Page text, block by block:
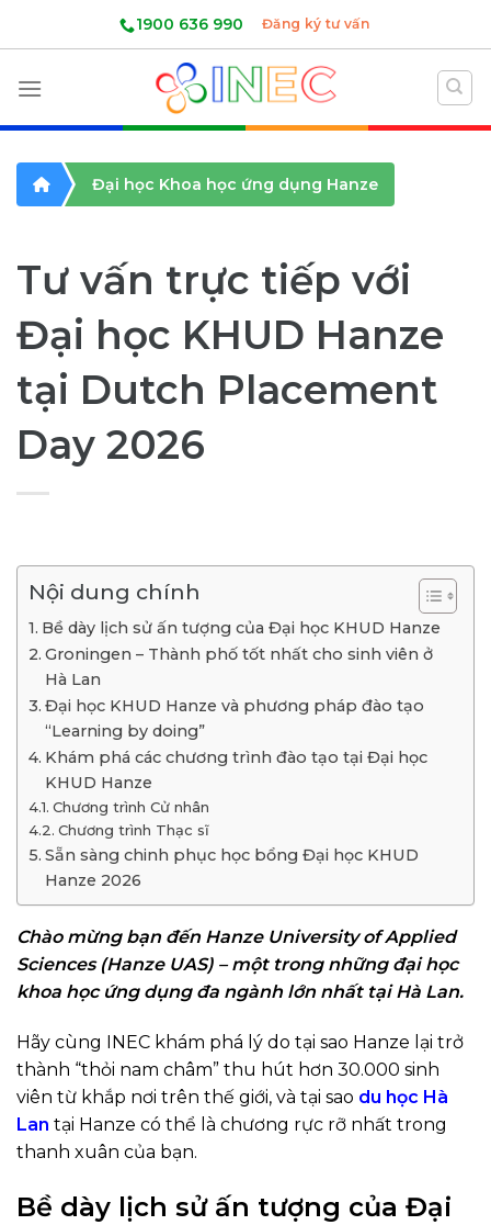
1900 636 990 Đăng ký tư vấn
Đại học Khoa học ứng dụng Hanze
Tư vấn trực tiếp với
Đại học KHUD Hanze
tại Dutch Placement
Day 2026
Nội dung chính
Bề dày lịch sử ấn tượng của Đại học KHUD Hanze
Groningen – Thành phố tốt nhất cho sinh viên ở
Hà Lan
Đại học KHUD Hanze và phương pháp đào tạo
“Learning by doing”
Khám phá các chương trình đào tạo tại Đại học
KHUD Hanze
Chương trình Cử nhân
Chương trình Thạc sĩ
Sẵn sàng chinh phục học bổng Đại học KHUD
Hanze 2026
Chào mừng bạn đến Hanze University of Applied
Sciences (Hanze UAS) – một trong những đại học
khoa học ứng dụng đa ngành lớn nhất tại Hà Lan.
Hãy cùng INEC khám phá lý do tại sao Hanze lại trở
thành “thỏi nam châm” thu hút hơn 30.000 sinh
viên từ khắp nơi trên thế giới, và tại sao du học Hà
Lan tại Hanze có thể là chương rực rỡ nhất trong
thanh xuân của bạn.
Bề dày lịch sử ấn tượng của Đại